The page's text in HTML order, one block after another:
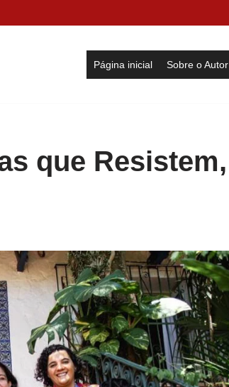
Página inicial Sobre o Autor
que Resistem,